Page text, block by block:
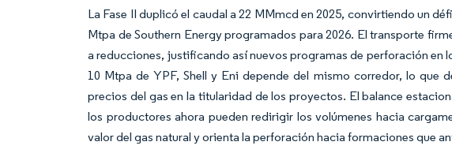
La Fase II duplicó el caudal a 22 MMmcd en 2025, convirtiendo un
Mtpa de Southern Energy programados para 2026. El transporte
a reducciones, justificando así nuevos programas de perforación en
10 Mtpa de YPF, Shell y Eni depende del mismo corredor, lo
precios del gas en la titularidad de los proyectos. El balance
los productores ahora pueden redirigir los volúmenes hacia
valor del gas natural y orienta la perforación hacia formaciones que